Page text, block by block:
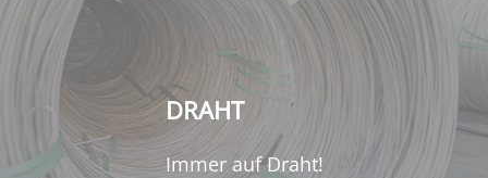
DRAHT
Immer auf Draht!